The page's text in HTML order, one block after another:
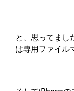
と、思ってまし
は専用ファイル